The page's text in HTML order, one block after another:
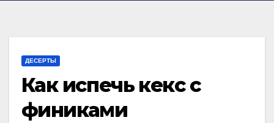
ДЕСЕРТЫ
Как испечь кекс с
финиками